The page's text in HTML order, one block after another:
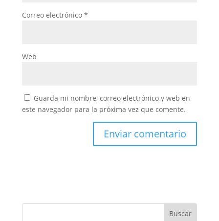
Correo electrónico *
Web
Guarda mi nombre, correo electrónico y web en
este navegador para la próxima vez que comente.